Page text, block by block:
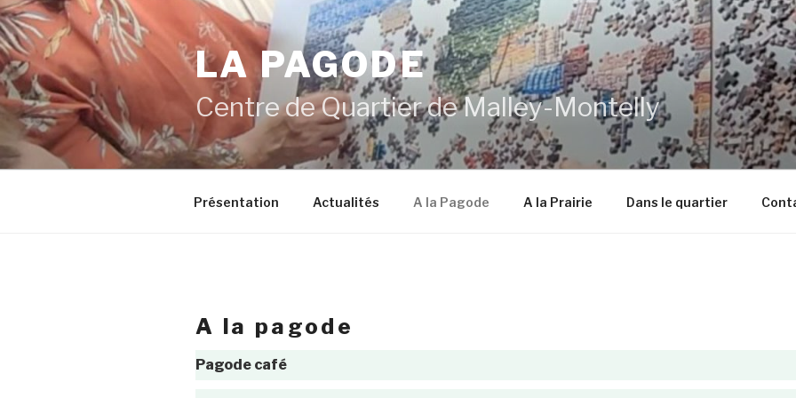
Aller
au
contenu
principal
LA PAGODE
Centre de Quartier de Malley-Montelly
Présentation Actualités A la Pagode A la Prairie Dans le quartier
a la pagode
Pagode café